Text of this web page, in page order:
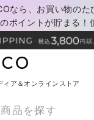
なら、お買い物のた
ポイントが貯まる！
ィア＆オンラインストア